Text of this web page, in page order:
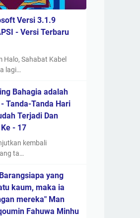
Versi 3.1.9
- Versi Terbaru
Halo, Sahabat Kabel
lagi…
Bahagia adalah
Tanda-Tanda Hari
Terjadi Dan
- 17
kembali
ta…
yang
kaum, maka ia
mereka" Man
Fahuwa Minhu